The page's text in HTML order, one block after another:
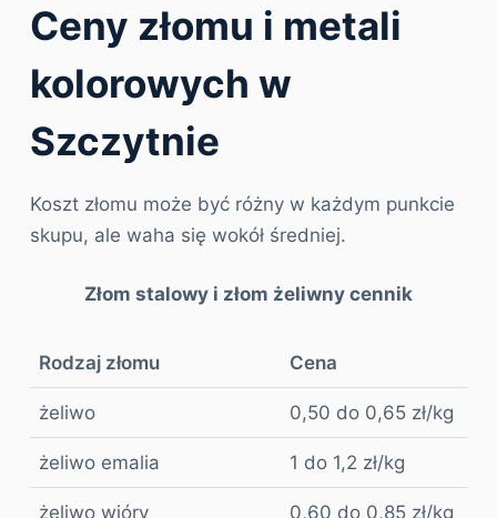
Ceny złomu i metali
kolorowych w
Szczytnie
Koszt złomu może być różny w każdym punkcie
skupu, ale waha się wokół średniej.
Złom stalowy i złom żeliwny cennik
Rodzaj złomu Cena
żeliwo 0,50 do 0,65 zł/kg
żeliwo emalia 1 do 1,2 zł/kg
żeliwo wióry 0,60 do 0,85 zł/kg